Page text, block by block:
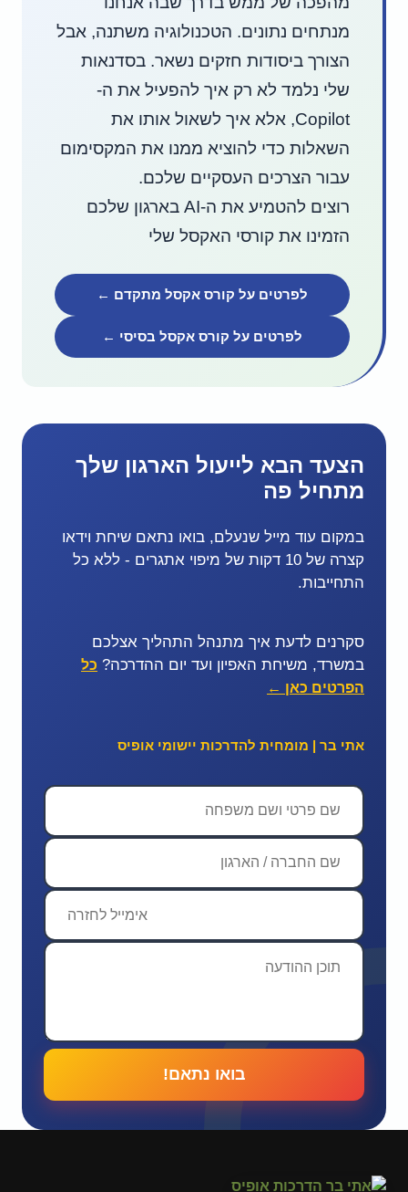
מנתחים נתונים. הטכנולוגיה משתנה, אבל
הצורך ביסודות חזקים נשאר. בסדנאות
שלי נלמד לא רק איך להפעיל את ה-
Copilot, אלא איך לשאול אותו את
השאלות כדי להוציא ממנו את המקסימום
עבור הצרכים העסקיים שלכם.
רוצים להטמיע את ה-AI בארגון שלכם
הזמינו את קורסי האקסל שלי
לפרטים על קורס אקסל מתקדם ←
לפרטים על קורס אקסל בסיסי ←
הצעד הבא לייעול הארגון שלך
מתחיל פה
במקום עוד מייל שנעלם, בואו נתאם שיחת וידאו
קצרה של 10 דקות של מיפוי אתגרים - ללא כל
התחייבות.
סקרנים לדעת איך מתנהל התהליך אצלכם
במשרד, משיחת האפיון ועד יום ההדרכה? כל
הפרטים כאן ←
אתי בר | מומחית להדרכות יישומי אופיס
בואו נתאם!